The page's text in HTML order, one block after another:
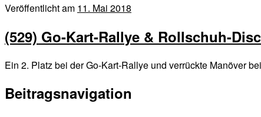
Veröffentlicht am 11. Mai 2018
(529) Go-Kart-Rallye & Rollschuh-
Ein 2. Platz bei der Go-Kart-Rallye und verrückte Manöver
Beitragsnavigation